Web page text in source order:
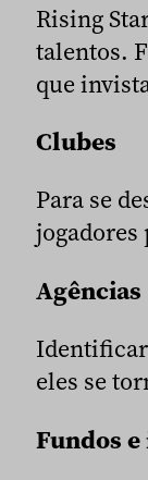
Rising
talentos.
que
Clubes
Para se
Agências
eles se
Fundos